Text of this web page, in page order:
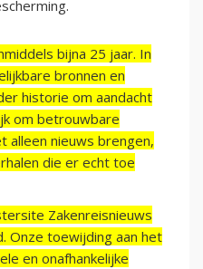
bijna 25 jaar. In
bronnen en
historie om aandacht
om betrouwbare
alleen nieuws brengen,
die er echt toe
Zakenreisnieuws
Onze toewijding aan het
en onafhankelijke